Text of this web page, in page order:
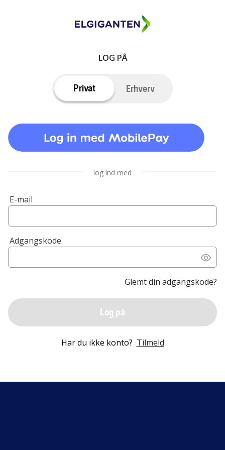
LOG PÅ
Privat Erhverv
log ind med
E-mail
Adgangskode
Glemt din adgangskode?
Log på
Har du ikke konto? Tilmeld